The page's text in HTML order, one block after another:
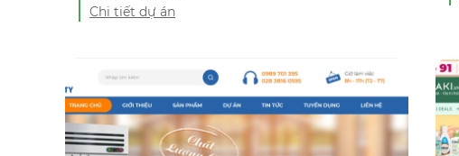
Chi tiết dự án